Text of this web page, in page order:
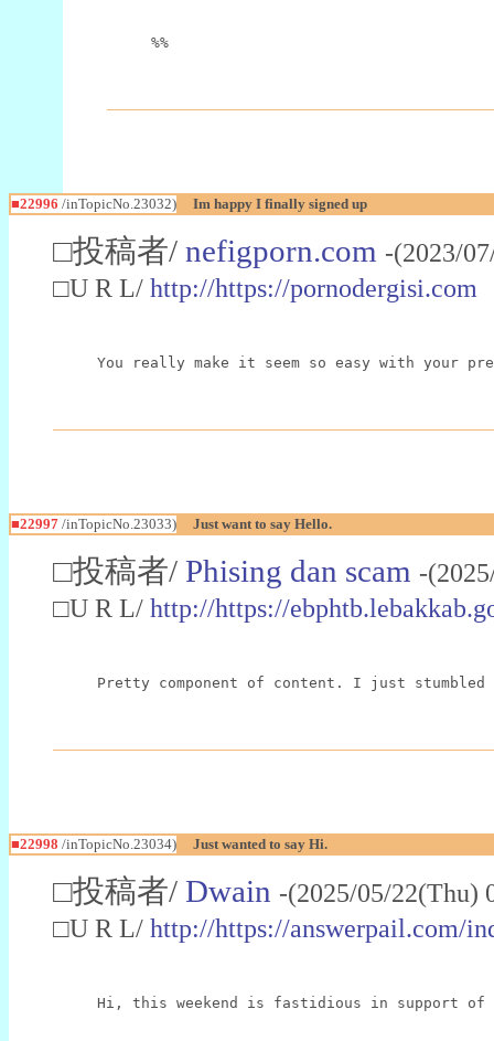
%%
■22996 /inTopicNo.23032) Im happy I finally signed up
□投稿者/ nefigporn.com -(2023/
□U R L/ http://https://pornodergisi.com
You really make it seem so easy with your
■22997 /inTopicNo.23033) Just want to say Hello.
□投稿者/ Phising dan scam -
□U R L/ http://https://
Pretty component of content. I just
■22998 /inTopicNo.23034) Just wanted to say Hi.
□投稿者/ Dwain -(2025/05/
□U R L/ http://https://answerpail.com/
Hi, this weekend is fastidious in support of